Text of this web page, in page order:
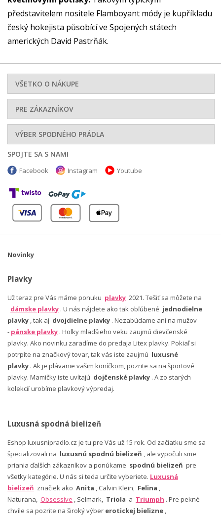
představitelem nositele Flamboyant módy je kupříkladu
český hokejista působící ve Spojených státech
amerických David Pastrňák.
VŠETKO O NÁKUPE
PRE ZÁKAZNÍKOV
VÝBER SPODNÉHO PRÁDLA
SPOJTE SA S NAMI
Facebook Instagram Youtube
Novinky
Plavky
Už teraz pre Vás máme ponuku plavky 2021. Tešiť sa môžete na
dámske plavky . U nás nájdete ako tak obľúbené jednodielne
plavky , tak aj dvojdielne plavky . Nezabúdame ani na mužov
- pánske plavky . Holky mladšieho veku zaujmú dievčenské
plavky. Ako novinku zaradíme do predaja Litex plavky. Pokiaľ si
potrpíte na značkový tovar, tak vás iste zaujmú luxusné
plavky . Ak je plávanie vašim koníčkom, pozrite sa na športové
plavky. Mamičky iste uvítajú dojčenské plavky . A zo starých
kolekcií urobíme plavkový výpredaj.
Luxusná spodná bielizeň
Eshop luxusnipradlo.cz je tu pre Vás už 15 rok. Od začiatku sme sa
špecializovali na luxusnú spodnú bielizeň , ale vypočuli sme
priania ďalších zákazníkov a ponúkame spodnú bielizeň pre
všetky kategórie. U nás si teda určite vyberiete. Luxusná
bielizeň značiek ako Anita , Calvin Klein, Felina ,
Naturana, Obsessive , Selmark, Triola a Triumph . Pre pekné
chvíle sa pozrite na široký výber erotickej bielizne ,